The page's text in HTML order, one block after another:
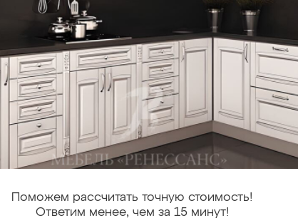
Поможем рассчитать точную стоимость!
Ответим менее, чем за 15 минут!